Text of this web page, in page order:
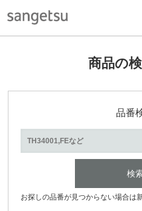
商品の
品番
検
お探しの品番が見つからない場合は